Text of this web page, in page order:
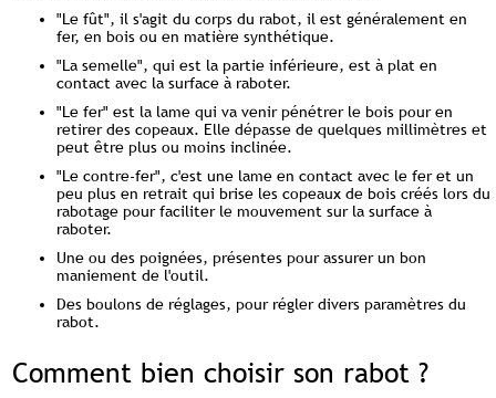
"Le fût", il s'agit du corps du rabot, il est généralement en
fer, en bois ou en matière synthétique.
"La semelle", qui est la partie inférieure, est à plat en
contact avec la surface à raboter.
"Le fer" est la lame qui va venir pénétrer le bois pour en
retirer des copeaux. Elle dépasse de quelques millimètres et
peut être plus ou moins inclinée.
"Le contre-fer", c'est une lame en contact avec le fer et un
peu plus en retrait qui brise les copeaux de bois créés lors du
rabotage pour faciliter le mouvement sur la surface à
raboter.
Une ou des poignées, présentes pour assurer un bon
maniement de l'outil.
Des boulons de réglages, pour régler divers paramètres du
rabot.
Comment bien choisir son rabot ?